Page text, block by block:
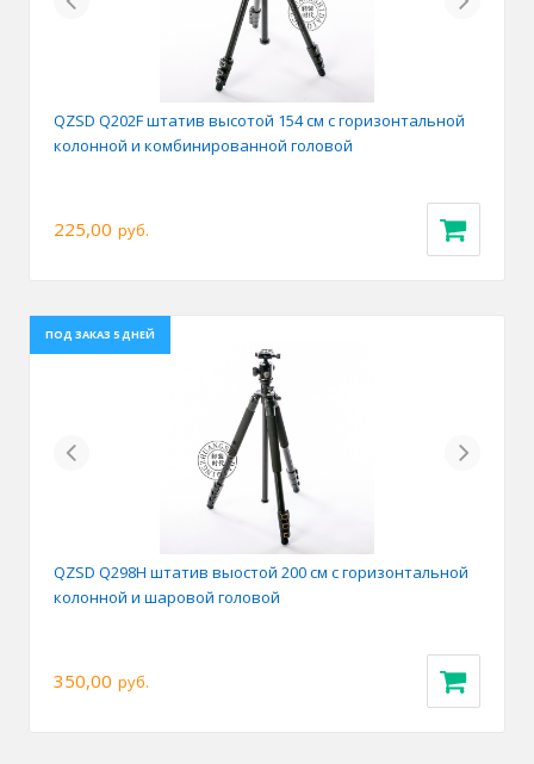
QZSD Q202F штатив высотой 154 см с горизонтальной
колонной и комбинированной головой
225,00 руб.
ПОД ЗАКАЗ 5 ДНЕЙ
Previous Next
QZSD Q298H штатив выостой 200 см с горизонтальной
колонной и шаровой головой
350,00 руб.